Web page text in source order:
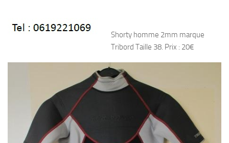
Jeune plongeur
Plongeur N1
Plongeur N2
Shorty homme 2mm marque
Tribord Taille 38. Prix : 20€